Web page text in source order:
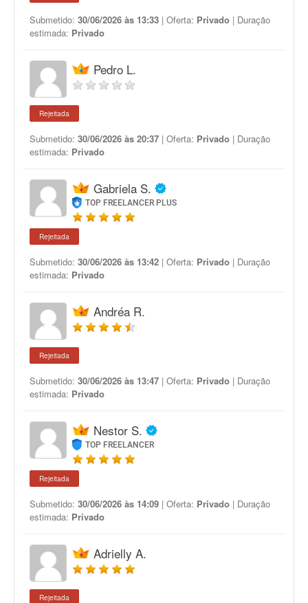
Submetido: 30/06/2026 às 13:33 | Oferta: Privado | Duração
estimada: Privado
Pedro L.
Rejeitada
Submetido: 30/06/2026 às 20:37 | Oferta: Privado | Duração
estimada: Privado
Gabriela S.
TOP FREELANCER PLUS
Rejeitada
Submetido: 30/06/2026 às 13:42 | Oferta: Privado | Duração
estimada: Privado
Andréa R.
Rejeitada
Submetido: 30/06/2026 às 13:47 | Oferta: Privado | Duração
estimada: Privado
Nestor S.
TOP FREELANCER
Rejeitada
Submetido: 30/06/2026 às 14:09 | Oferta: Privado | Duração
estimada: Privado
Adrielly A.
Rejeitada